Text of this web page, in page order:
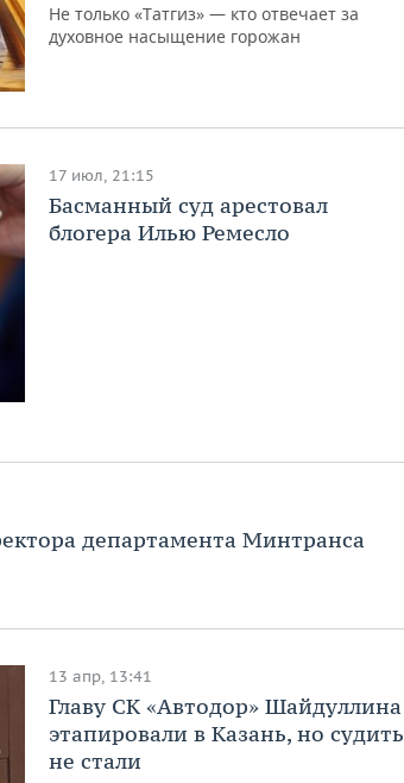
Не только «Татгиз» — кто отвечает за
духовное насыщение горожан
17 июл, 21:15
Басманный суд арестовал
блогера Илью Ремесло
департамента Минтранса
13 апр, 13:41
Главу СК «Автодор» Шайдуллина
этапировали в Казань, но судить
не стали